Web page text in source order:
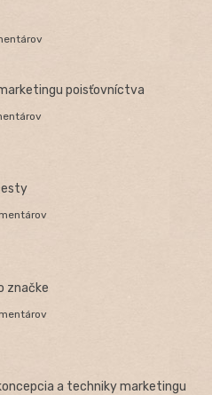
poisťovníctva
značke
a techniky marketingu